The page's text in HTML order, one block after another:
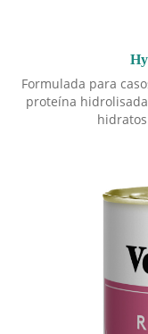
Formulada para
proteína